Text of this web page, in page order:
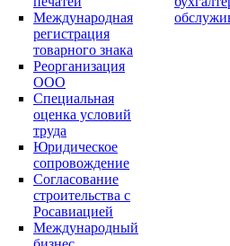
Международная
регистрация
товарного знака
Реорганизация
ООО
Специальная
оценка условий
труда
Юридическое
сопровождение
Согласование
строительства с
Росавиацией
Международный